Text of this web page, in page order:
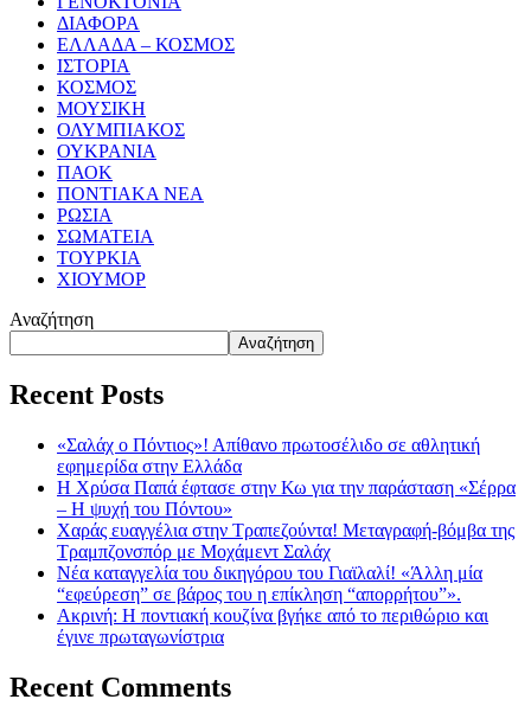
ΔΙΑΦΟΡΑ
ΕΛΛΑΔΑ – ΚΟΣΜΟΣ
ΙΣΤΟΡΙΑ
ΚΟΣΜΟΣ
ΜΟΥΣΙΚΗ
ΟΛΥΜΠΙΑΚΟΣ
ΟΥΚΡΑΝΙΑ
ΠΑΟΚ
ΠΟΝΤΙΑΚΑ ΝΕΑ
ΡΩΣΙΑ
ΣΩΜΑΤΕΙΑ
ΤΟΥΡΚΙΑ
ΧΙΟΥΜΟΡ
Αναζήτηση
Αναζήτηση
Recent Posts
«Σαλάχ ο Πόντιος»! Απίθανο πρωτοσέλιδο σε αθλητική
εφημερίδα στην Ελλάδα
Η Χρύσα Παπά έφτασε στην Κω για την παράσταση «Σέρρα
– Η ψυχή του Πόντου»
Χαράς ευαγγέλια στην Τραπεζούντα! Μεταγραφή-βόμβα της
Τραμπζονσπόρ με Μοχάμεντ Σαλάχ
Νέα καταγγελία του δικηγόρου του Γιαϊλαλί! «Άλλη μία
“εφεύρεση” σε βάρος του η επίκληση “απορρήτου”».
Ακρινή: Η ποντιακή κουζίνα βγήκε από το περιθώριο και
έγινε πρωταγωνίστρια
Recent Comments